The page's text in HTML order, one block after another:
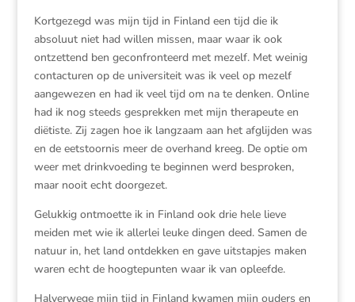
Kortgezegd was mijn tijd in Finland een tijd die ik
absoluut niet had willen missen, maar waar ik ook
ontzettend ben geconfronteerd met mezelf. Met weinig
contacturen op de universiteit was ik veel op mezelf
aangewezen en had ik veel tijd om na te denken. Online
had ik nog steeds gesprekken met mijn therapeute en
diëtiste. Zij zagen hoe ik langzaam aan het afglijden was
en de eetstoornis meer de overhand kreeg. De optie om
weer met drinkvoeding te beginnen werd besproken,
maar nooit echt doorgezet.
Gelukkig ontmoette ik in Finland ook drie hele lieve
meiden met wie ik allerlei leuke dingen deed. Samen de
natuur in, het land ontdekken en gave uitstapjes maken
waren echt de hoogtepunten waar ik van opleefde.
Halverwege mijn tijd in Finland kwamen mijn ouders en